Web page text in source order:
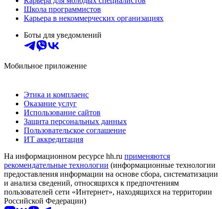
Школа программистов
Карьера в некоммерческих организациях
Боты для уведомлений
Мобильное приложение
Этика и комплаенс
Оказание услуг
Использование сайтов
Защита персональных данных
Пользовательское соглашение
ИТ аккредитация
На информационном ресурсе hh.ru применяются
рекомендательные технологии (информационные технологии
предоставления информации на основе сбора, систематизации
и анализа сведений, относящихся к предпочтениям
пользователей сети «Интернет», находящихся на территории
Российской Федерации)